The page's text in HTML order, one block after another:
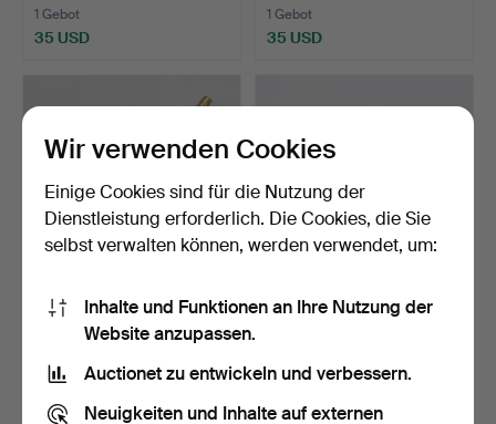
1 Gebot
35 USD
1 Gebot
35 USD
HANDGEMACHTER
KUGELSCHREIBER AUS 14
KARAT …
5 Gebote
846 USD
WODKABECHER,
35 USD
Wir verwenden Cookies
Einige Cookies sind für die Nutzung der
Dienstleistung erforderlich. Die Cookies, die Sie
selbst verwalten können, werden verwendet, um:
Inhalte und Funktionen an Ihre Nutzung der
Website anzupassen.
Auctionet zu entwickeln und verbessern.
Neuigkeiten und Inhalte auf externen